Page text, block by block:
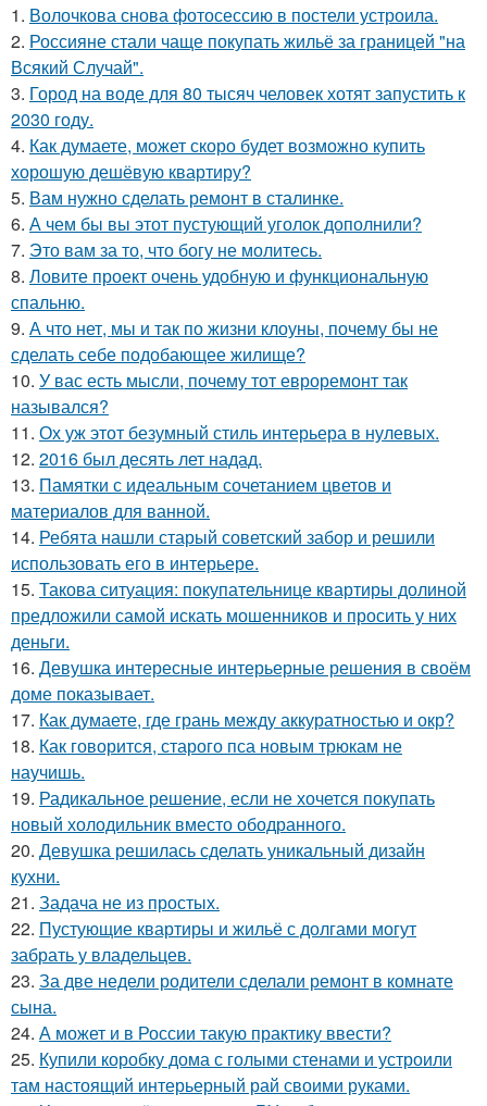
1. Волочкова снова фотосессию в постели устроила.
2. Россияне стали чаще покупать жильё за границей "на
Всякий Случай".
3. Город на воде для 80 тысяч человек хотят запустить к
2030 году.
4. Как думаете, может скоро будет возможно купить
хорошую дешёвую квартиру?
5. Вам нужно сделать ремонт в сталинке.
6. А чем бы вы этот пустующий уголок дополнили?
7. Это вам за то, что богу не молитесь.
8. Ловите проект очень удобную и функциональную
спальню.
9. А что нет, мы и так по жизни клоуны, почему бы не
сделать себе подобающее жилище?
10. У вас есть мысли, почему тот евроремонт так
назывался?
11. Ох уж этот безумный стиль интерьера в нулевых.
12. 2016 был десять лет надад.
13. Памятки с идеальным сочетанием цветов и
материалов для ванной.
14. Ребята нашли старый советский забор и решили
использовать его в интерьере.
15. Такова ситуация: покупательнице квартиры долиной
предложили самой искать мошенников и просить у них
деньги.
16. Девушка интересные интерьерные решения в своём
доме показывает.
17. Как думаете, где грань между аккуратностью и окр?
18. Как говорится, старого пса новым трюкам не
научишь.
19. Радикальное решение, если не хочется покупать
новый холодильник вместо ободранного.
20. Девушка решилась сделать уникальный дизайн
кухни.
21. Задача не из простых.
22. Пустующие квартиры и жильё с долгами могут
забрать у владельцев.
23. За две недели родители сделали ремонт в комнате
сына.
24. А может и в России такую практику ввести?
25. Купили коробку дома с голыми стенами и устроили
там настоящий интерьерный рай своими руками.